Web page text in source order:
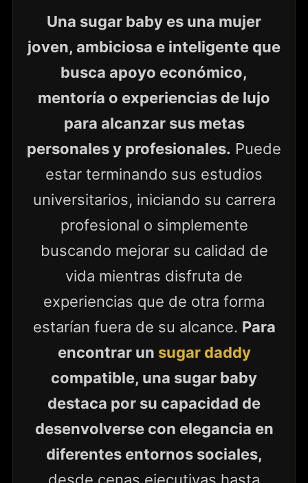
Una sugar baby es una mujer
joven, ambiciosa e inteligente que
busca apoyo económico,
mentoría o experiencias de lujo
para alcanzar sus metas
personales y profesionales. Puede
estar terminando sus estudios
universitarios, iniciando su carrera
profesional o simplemente
buscando mejorar su calidad de
vida mientras disfruta de
experiencias que de otra forma
estarían fuera de su alcance. Para
encontrar un sugar daddy
compatible, una sugar baby
destaca por su capacidad de
desenvolverse con elegancia en
diferentes entornos sociales,
desde cenas ejecutivas hasta